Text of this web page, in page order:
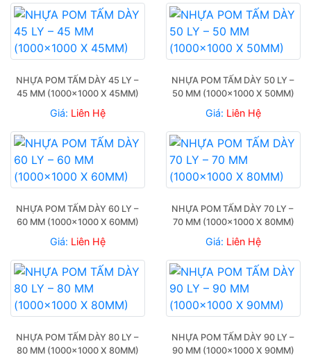
NHỰA POM TẤM DÀY 45 LY –
45 MM (1000×1000 X 45MM)
Giá: Liên Hệ
NHỰA POM TẤM DÀY 50 LY –
50 MM (1000×1000 X 50MM)
Giá: Liên Hệ
NHỰA POM TẤM DÀY 60 LY –
60 MM (1000×1000 X 60MM)
Giá: Liên Hệ
NHỰA POM TẤM DÀY 70 LY –
70 MM (1000×1000 X 80MM)
Giá: Liên Hệ
NHỰA POM TẤM DÀY 80 LY –
80 MM (1000×1000 X 80MM)
NHỰA POM TẤM DÀY 90 LY –
90 MM (1000×1000 X 90MM)